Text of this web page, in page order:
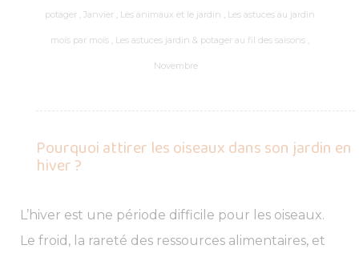
potager, Janvier, Les animaux et le jardin Les astuces au jardin
mois par mois, Les astuces jardin & potager au fil des saisons,
Novembre
Pourquoi attirer les oiseaux dans son jardin en
hiver ?
L’hiver est une période difficile pour les oiseaux.
Le froid, la rareté des ressources alimentaires, et